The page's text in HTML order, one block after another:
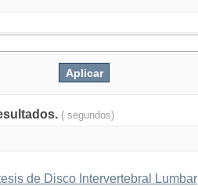
( segundos)
de Disco Intervertebral Lumbar